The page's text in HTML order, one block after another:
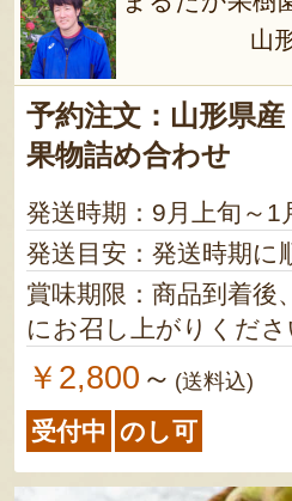
山
予約注文：山形県
果物詰め合わせ
発送時期：9月上旬～1
発送目安：発送時期に
賞味期限：商品到着後
にお召し上がりくださ
￥2,800 ～ (送料込)
受付中 のし可